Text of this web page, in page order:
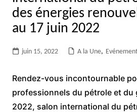
des énergies
au 17 juin 2022
juin 15, 2022 A la Une,
Rendez-vous incontournable
professionnels du pétrole et du
2022, salon international du